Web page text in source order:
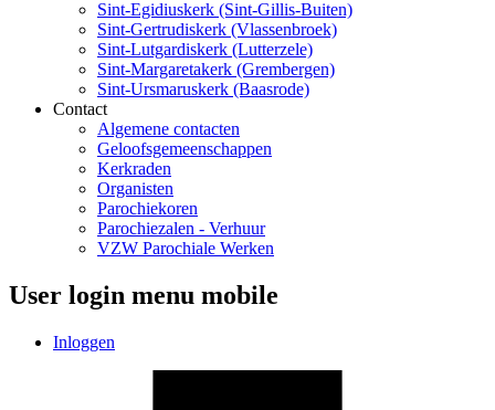
Sint-Egidiuskerk (Sint-Gillis-Buiten)
Sint-Gertrudiskerk (Vlassenbroek)
Sint-Lutgardiskerk (Lutterzele)
Sint-Margaretakerk (Grembergen)
Sint-Ursmaruskerk (Baasrode)
Contact
Algemene contacten
Geloofsgemeenschappen
Kerkraden
Organisten
Parochiekoren
Parochiezalen - Verhuur
VZW Parochiale Werken
User login menu mobile
Inloggen